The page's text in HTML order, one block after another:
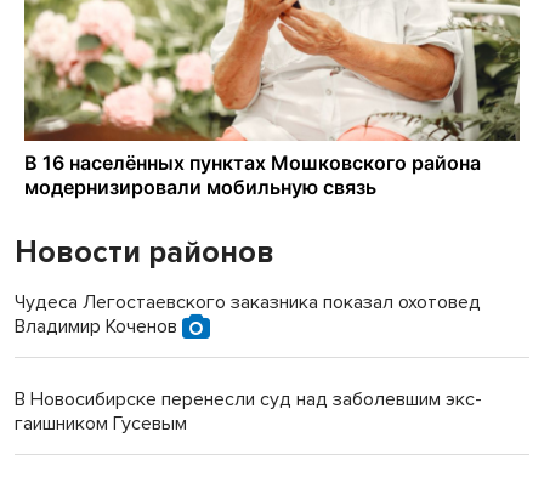
Новости районов
Чудеса Легостаевского заказника показал охотовед
Владимир Коченов
В Новосибирске перенесли суд над заболевшим экс-
гаишником Гусевым